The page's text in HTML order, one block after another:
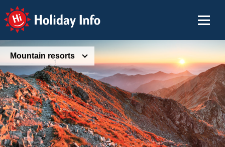
Holiday Info
Mountain resorts